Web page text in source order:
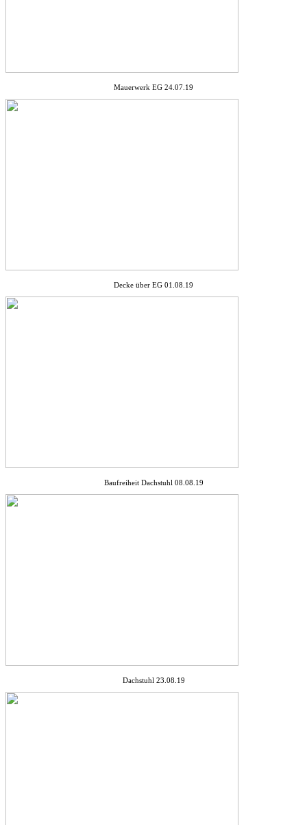
Mauerwerk EG 24.07.19
Decke über EG 01.08.19
Baufreiheit Dachstuhl 08.08.19
Dachstuhl 23.08.19